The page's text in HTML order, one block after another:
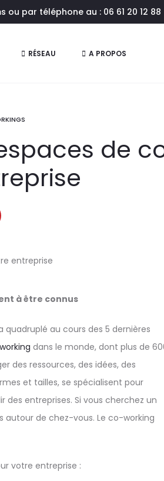
ou par téléphone au : 06 61 20 12 88
RÉSEAU A PROPOS
de
à être connus
au cours des 5 dernières
dans le monde, dont plus de
des ressources, des idées, des
et tailles, se spécialisent pour
des entreprises. Si vous cherchez un
autour de chez-vous. Le co-working
votre entreprise :